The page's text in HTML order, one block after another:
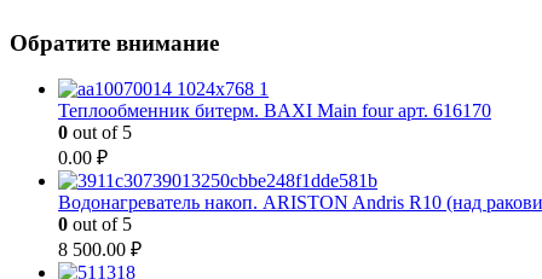
Обратите внимание
Теплообменник битерм. BAXI Main four арт. 616170
0 out of 5
0.00 ₽
Водонагреватель накоп. ARISTON Andris R10 (над
0 out of 5
8 500.00 ₽